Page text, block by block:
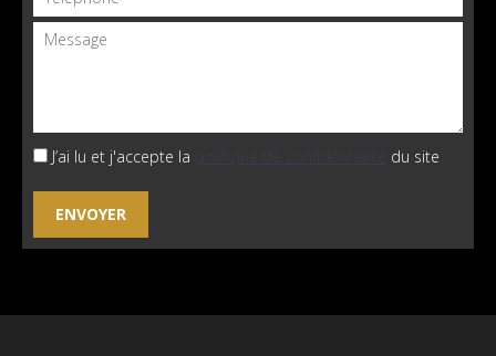
J’ai lu et j'accepte la politique de confidentialité du site